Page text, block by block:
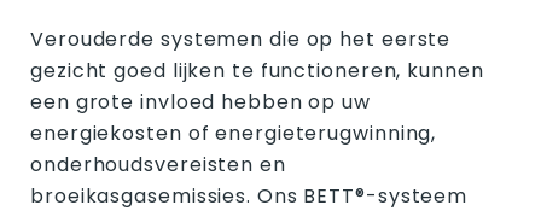
Verouderde systemen die op het eerste
gezicht goed lijken te functioneren, kunnen
een grote invloed hebben op uw
energiekosten of energieterugwinning,
onderhoudsvereisten en
broeikasgasemissies. Ons BETT®-systeem